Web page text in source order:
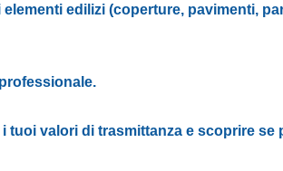
edilizi (coperture, pavimenti,
tuoi valori di trasmittanza e scoprire